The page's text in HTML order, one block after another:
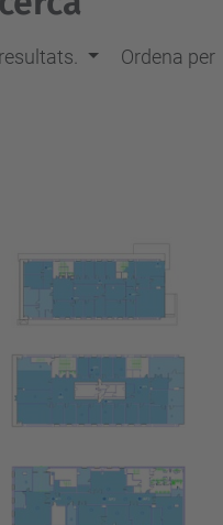
Ordena per